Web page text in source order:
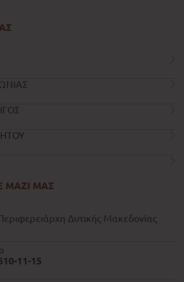
ΜΑΖΙ ΜΑΣ
Δυτικής Μακεδονίας
11-15